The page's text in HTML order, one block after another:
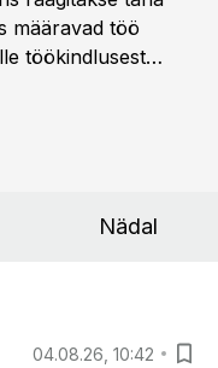
määravad töö
töökindlusest
Nädal
04.08.26, 10:42